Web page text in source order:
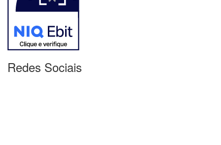
Redes Sociais